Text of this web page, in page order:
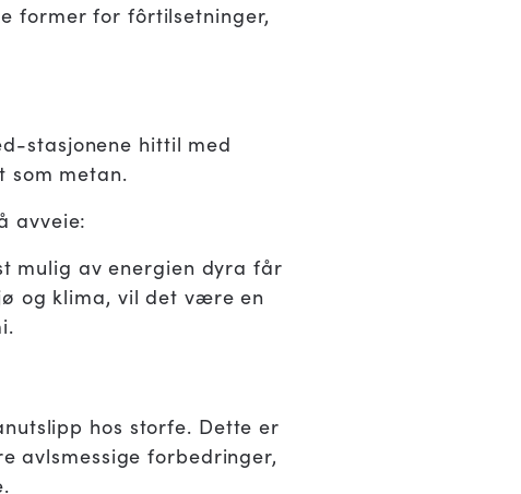
former for fôrtilsetninger,
stasjonene hittil med
som metan.
avveie:
mulig av energien dyra får
og klima, vil det være en
hos storfe. Dette er
avlsmessige forbedringer,